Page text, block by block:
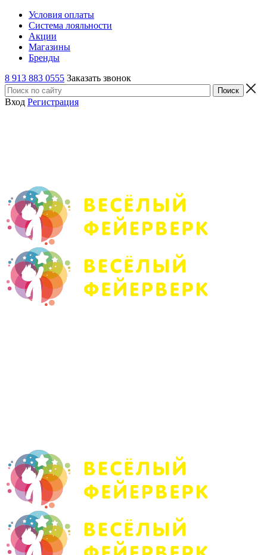
Условия оплаты
Система лояльности
Акции
Магазины
Бренды
8 913 883 0555 Заказать звонок
Вход Регистрация